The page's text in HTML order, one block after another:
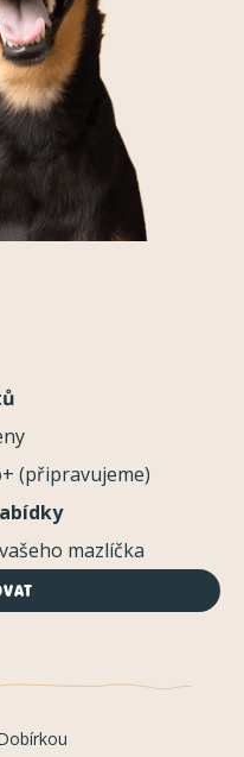
(připravujeme)
mazlíčka